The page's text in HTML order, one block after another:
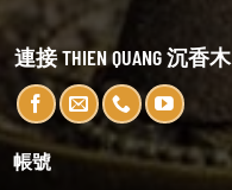
連接 THIEN QUANG 沉香木
帳號